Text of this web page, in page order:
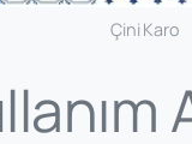
Çini Karo